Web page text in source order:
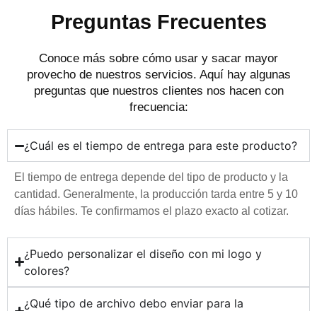
Preguntas Frecuentes
Conoce más sobre cómo usar y sacar mayor
provecho de nuestros servicios. Aquí hay algunas
preguntas que nuestros clientes nos hacen con
frecuencia:
¿Cuál es el tiempo de entrega para este producto?
El tiempo de entrega depende del tipo de producto y la
cantidad. Generalmente, la producción tarda entre 5 y 10
días hábiles. Te confirmamos el plazo exacto al cotizar.
¿Puedo personalizar el diseño con mi logo y
colores?
¿Qué tipo de archivo debo enviar para la